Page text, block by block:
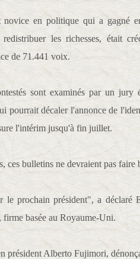
novice en politique qui a gagné
les richesses, était
de 71.441 voix.
sont examinés par un jury
pourrait décaler l'annonce de
l'intérim jusqu'à fin juillet.
ces bulletins ne devraient pas faire
le prochain président", a déclaré
basée au Royaume-Uni.
Alberto Fujimori,